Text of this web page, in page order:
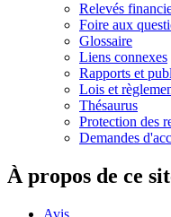
Relevés
Foire aux
Glossaire
Liens connexes
Rapports et
Lois et
Thésaurus
Protection des
Demandes
À propos de ce